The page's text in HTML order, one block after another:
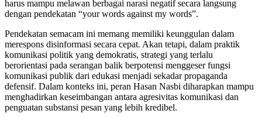
harus mampu melawan berbagai narasi negatif secara langsung
dengan pendekatan “your words against my words”.
Pendekatan semacam ini memang memiliki keunggulan dalam
merespons disinformasi secara cepat. Akan tetapi, dalam praktik
komunikasi politik yang demokratis, strategi yang terlalu
berorientasi pada serangan balik berpotensi menggeser fungsi
komunikasi publik dari edukasi menjadi sekadar propaganda
defensif. Dalam konteks ini, peran Hasan Nasbi diharapkan mampu
menghadirkan keseimbangan antara agresivitas komunikasi dan
penguatan substansi pesan yang lebih kredibel.